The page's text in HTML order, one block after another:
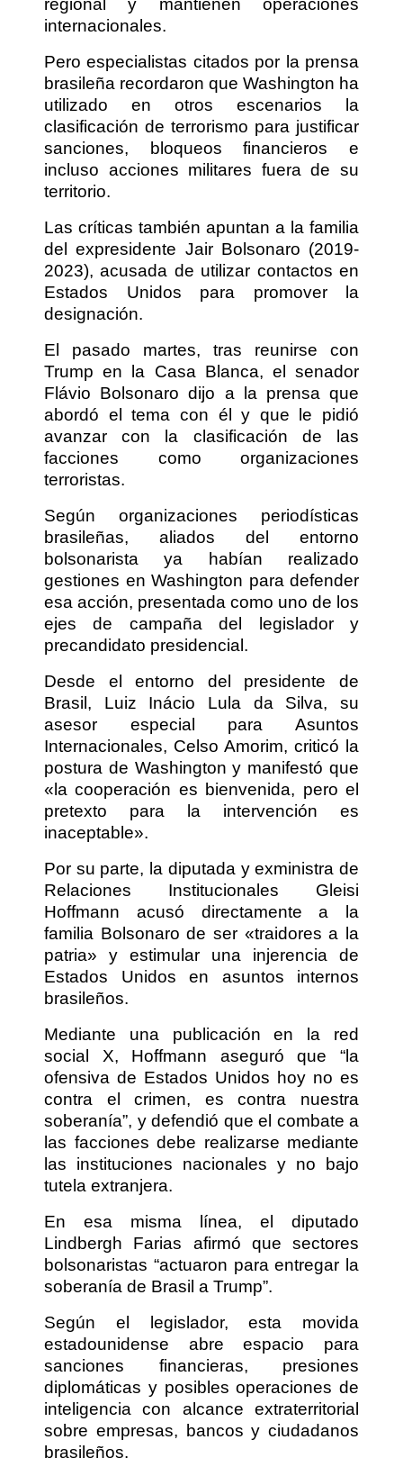
internacionales.
Pero especialistas citados por la prensa
brasileña recordaron que Washington ha
utilizado en otros escenarios la
clasificación de terrorismo para justificar
sanciones, bloqueos financieros e
incluso acciones militares fuera de su
territorio.
Las críticas también apuntan a la familia
del expresidente Jair Bolsonaro (2019-
2023), acusada de utilizar contactos en
Estados Unidos para promover la
designación.
El pasado martes, tras reunirse con
Trump en la Casa Blanca, el senador
Flávio Bolsonaro dijo a la prensa que
abordó el tema con él y que le pidió
avanzar con la clasificación de las
facciones como organizaciones
terroristas.
Según organizaciones periodísticas
brasileñas, aliados del entorno
bolsonarista ya habían realizado
gestiones en Washington para defender
esa acción, presentada como uno de los
ejes de campaña del legislador y
precandidato presidencial.
Desde el entorno del presidente de
Brasil, Luiz Inácio Lula da Silva, su
asesor especial para Asuntos
Internacionales, Celso Amorim, criticó la
postura de Washington y manifestó que
«la cooperación es bienvenida, pero el
pretexto para la intervención es
inaceptable».
Por su parte, la diputada y exministra de
Relaciones Institucionales Gleisi
Hoffmann acusó directamente a la
familia Bolsonaro de ser «traidores a la
patria» y estimular una injerencia de
Estados Unidos en asuntos internos
brasileños.
Mediante una publicación en la red
social X, Hoffmann aseguró que “la
ofensiva de Estados Unidos hoy no es
contra el crimen, es contra nuestra
soberanía”, y defendió que el combate a
las facciones debe realizarse mediante
las instituciones nacionales y no bajo
tutela extranjera.
En esa misma línea, el diputado
Lindbergh Farias afirmó que sectores
bolsonaristas “actuaron para entregar la
soberanía de Brasil a Trump”.
Según el legislador, esta movida
estadounidense abre espacio para
sanciones financieras, presiones
diplomáticas y posibles operaciones de
inteligencia con alcance extraterritorial
sobre empresas, bancos y ciudadanos
brasileños.